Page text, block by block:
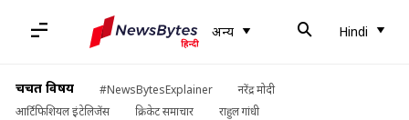
अन्य Hindi
चर्चित विषय #NewsBytesExplainer
नरेंद्र मोदी
आर्टिफिशियल इंटेलिजेंस
क्रिकेट समाचार राहुल गांधी